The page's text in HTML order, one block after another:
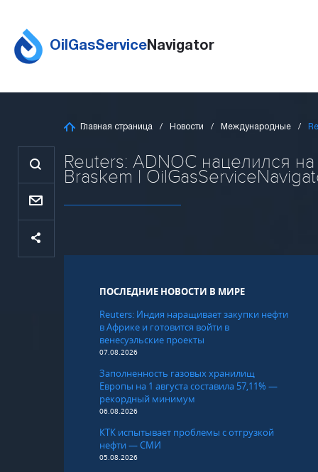
OilGasServiceNavigator
Главная страница Новости Международные
Reuters: ADNOC нацелился
Braskem |
ПОСЛЕДНИЕ НОВОСТИ В МИРЕ
Reuters: Индия наращивает закупки нефти
в Африке и готовится войти в
венесуэльские проекты
07.08.2026
Заполненность газовых хранилищ
Европы на 1 августа составила 57,11% —
рекордный минимум
06.08.2026
КТК испытывает проблемы с отгрузкой
нефти — СМИ
05.08.2026